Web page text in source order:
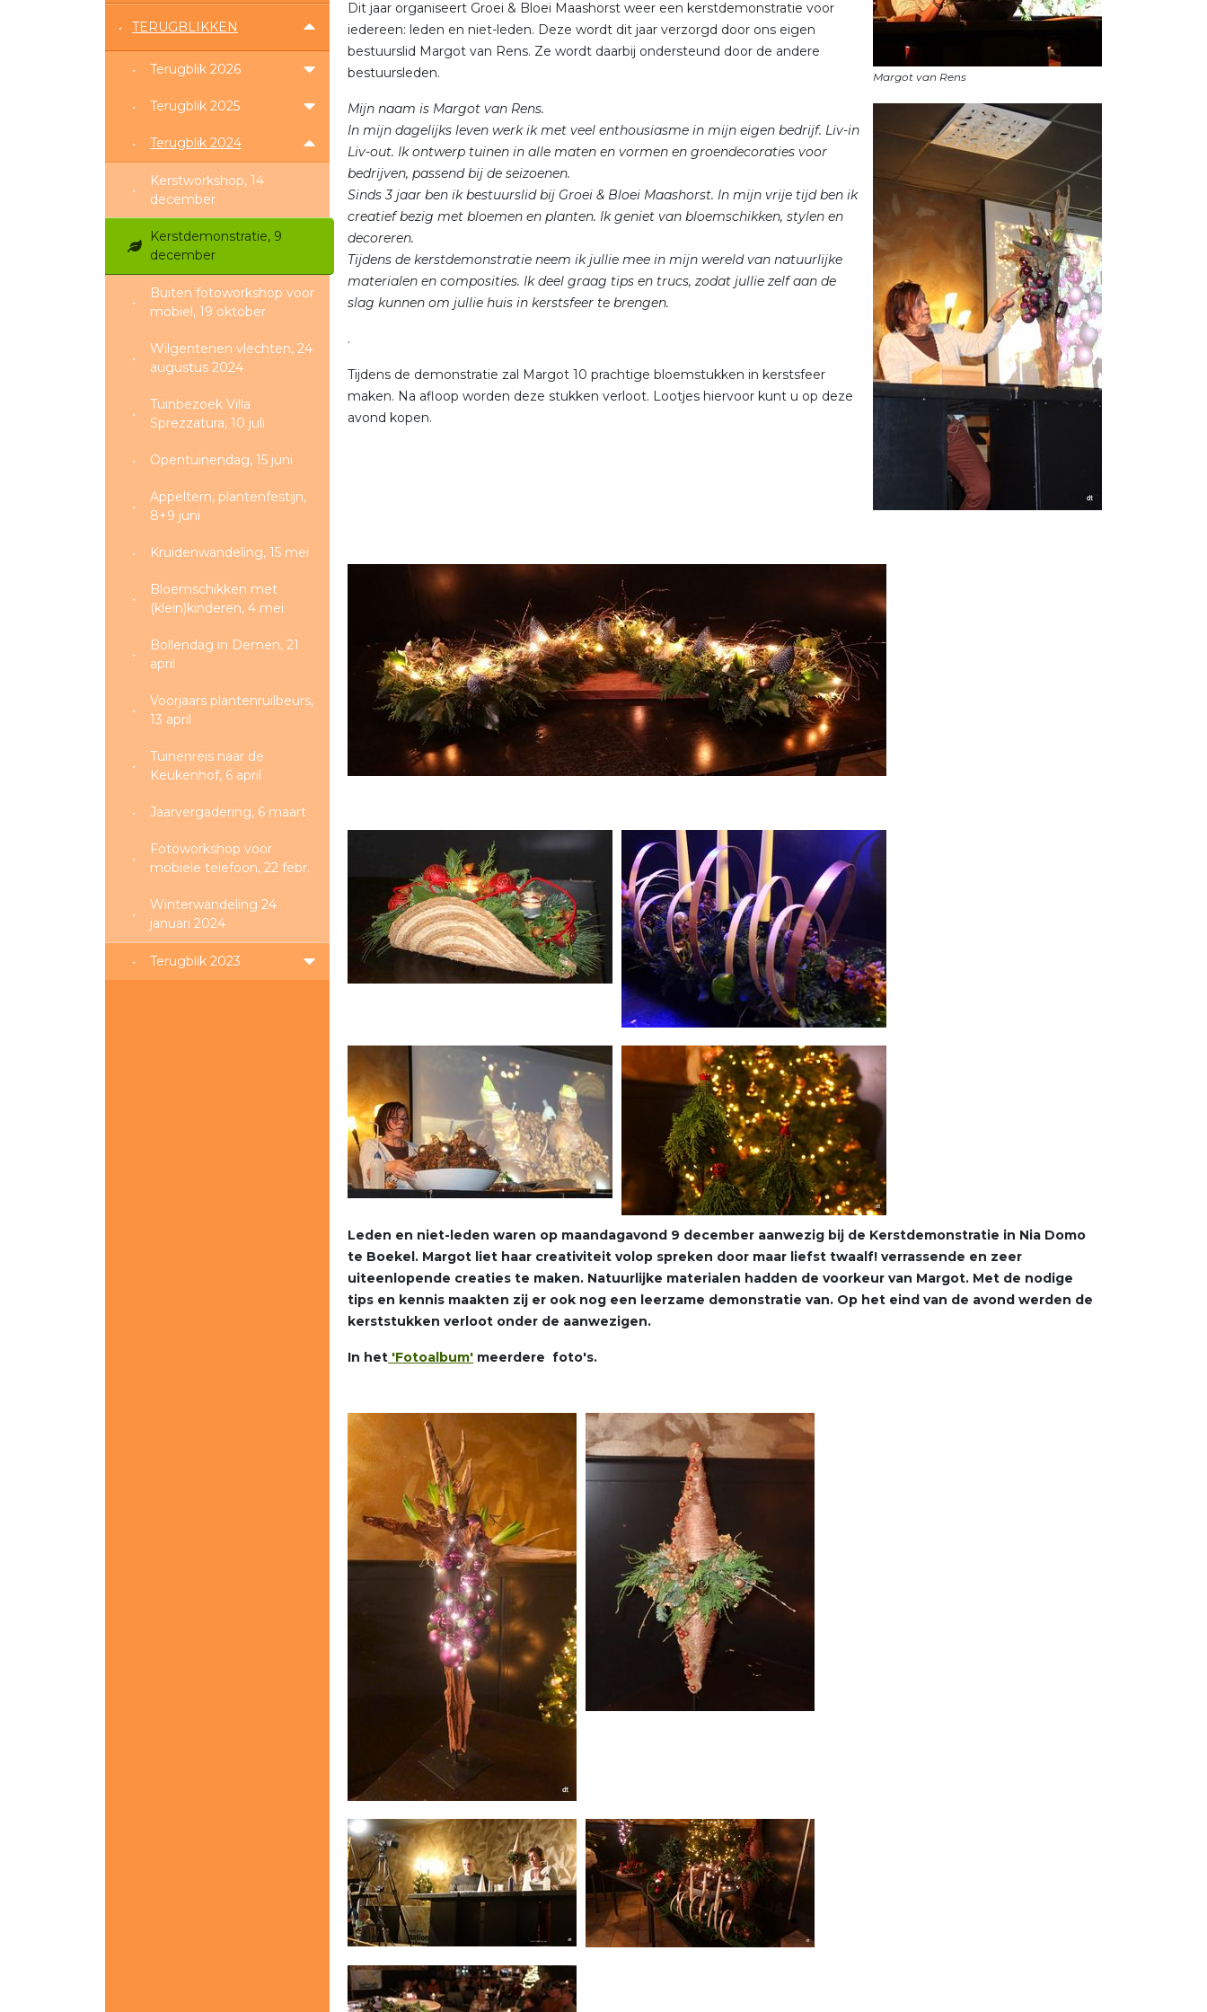
TERUGBLIKKEN
Terugblik 2026
Terugblik 2025
Terugblik 2024
Kerstworkshop, 14
december
Kerstdemonstratie, 9
december
Buiten fotoworkshop voor
mobiel, 19 oktober
Wilgentenen vlechten, 24
augustus 2024
Tuinbezoek Villa
Sprezzatura, 10 juli
Opentuinendag, 15 juni
Appeltern, plantenfestijn,
8+9 juni
Kruidenwandeling, 15 mei
Bloemschikken met
(klein)kinderen, 4 mei
Bollendag in Demen, 21
april
Voorjaars plantenruilbeurs,
13 april
Tuinenreis naar de
Keukenhof, 6 april
Jaarvergadering, 6 maart
Fotoworkshop voor
mobiele telefoon, 22 febr.
Winterwandeling 24
januari 2024
Terugblik 2023
Dit jaar organiseert Groei & Bloei Maashorst weer een kerstdemonstratie voor
iedereen: leden en niet-leden. Deze wordt dit jaar verzorgd door ons eigen
bestuurslid Margot van Rens. Ze wordt daarbij ondersteund door de andere
bestuursleden.
Mijn naam is Margot van Rens.
In mijn dagelijks leven werk ik met veel enthousiasme in mijn eigen bedrijf. Liv-in
Liv-out. Ik ontwerp tuinen in alle maten en vormen en groendecoraties voor
bedrijven, passend bij de seizoenen.
Sinds 3 jaar ben ik bestuurslid bij Groei & Bloei Maashorst. In mijn vrije tijd ben ik
creatief bezig met bloemen en planten. Ik geniet van bloemschikken, stylen en
decoreren.
Tijdens de kerstdemonstratie neem ik jullie mee in mijn wereld van natuurlijke
materialen en composities. Ik deel graag tips en trucs, zodat jullie zelf aan de
slag kunnen om jullie huis in kerstsfeer te brengen.
.
Tijdens de demonstratie zal Margot 10 prachtige bloemstukken in kerstsfeer
maken. Na afloop worden deze stukken verloot. Lootjes hiervoor kunt u op deze
avond kopen.
Leden en niet-leden waren op maandagavond 9 december aanwezig bij de Kerstdemonstratie in Nia Domo
te Boekel. Margot liet haar creativiteit volop spreken door maar liefst twaalf! verrassende en zeer
uiteenlopende creaties te maken. Natuurlijke materialen hadden de voorkeur van Margot. Met de nodige
tips en kennis maakten zij er ook nog een leerzame demonstratie van. Op het eind van de avond werden de
kerststukken verloot onder de aanwezigen.
In het 'Fotoalbum' meerdere foto's.